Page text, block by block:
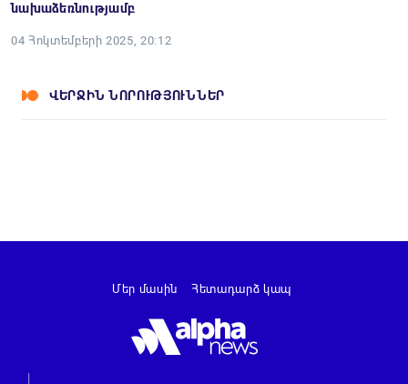
նախաձեռնությամբ
04 Հոկտեմբերի 2025, 20:12
ՎԵՐՋԻՆ ՆՈՐՈՒԹՅՈՒՆՆԵՐ
Մեր մասին Հետադարձ կապ